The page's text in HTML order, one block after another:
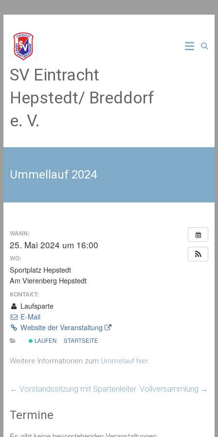
springen
SV Eintracht
Hepstedt/ Breddorf
e. V.
Ummellauf 2024
WANN:
25. Mai 2024 um 16:00
WO:
Sportplatz Hepstedt
Am Vierenberg Hepstedt
KONTAKT:
Laufsparte
E-Mail
Website der Veranstaltung
LAUFEN STARTSEITE
Weitere Informationen zum Ummelauf hier.
← Vorstandssitzung mit Spartenleiter Vollversammlung →
Termine